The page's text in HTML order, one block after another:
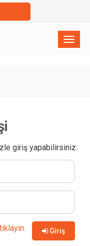
×
giriş yapabilirsiniz.
Giriş
tıklayın.